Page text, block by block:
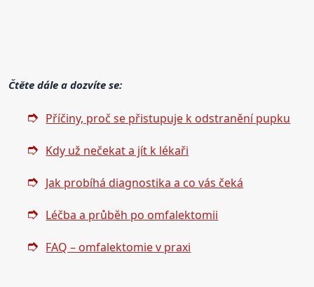
Čtěte dále a dozvíte se:
Příčiny, proč se přistupuje k odstranění pupku
Kdy už nečekat a jít k lékaři
Jak probíhá diagnostika a co vás čeká
Léčba a průběh po omfalektomii
FAQ – omfalektomie v praxi